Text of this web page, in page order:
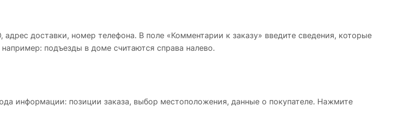
доставки, номер телефона. В поле «Комментарии к заказу» введите сведения, которые
подъезды в доме считаются справа налево.
информации: позиции заказа, выбор местоположения, данные о покупателе. Нажмите